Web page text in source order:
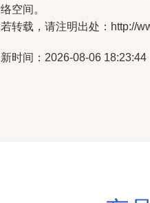
空间。
转载，请注明出处：http://
时间：2026-08-06 18:23:44